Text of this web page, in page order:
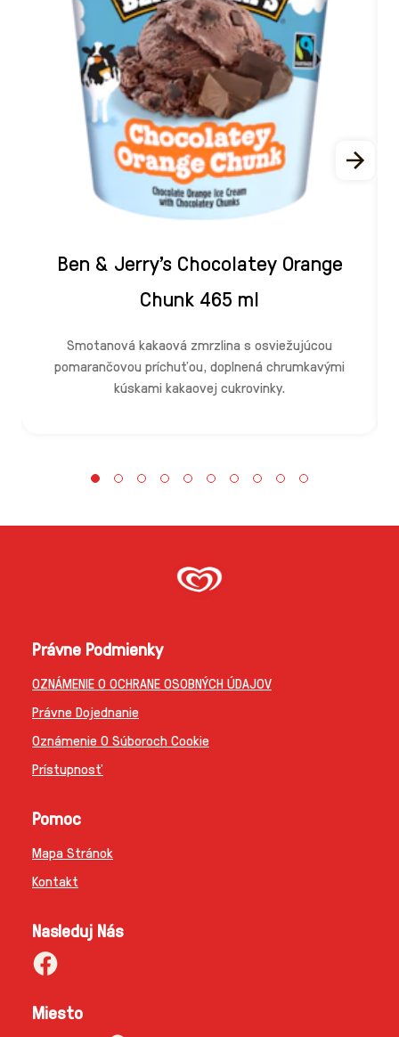
Ben & Jerry's Chocolatey Orange
Chunk 465 ml
Smotanová kakaová zmrzlina s osviežujúcou
pomarančovou príchuťou, doplnená chrumkavými
kúskami kakaovej cukrovinky.
Právne Podmienky
OZNÁMENIE O OCHRANE OSOBNÝCH ÚDAJOV
Právne Dojednanie
Oznámenie O Súboroch Cookie
Prístupnosť
Pomoc
Mapa Stránok
Kontakt
Nasleduj Nás
Miesto